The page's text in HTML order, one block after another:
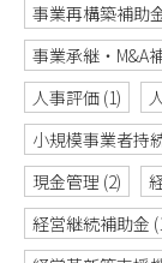
事業再構築補助
事業承継・M&A
人事評価 (1)
小規模事業者持
現金管理 (2)
経営継続補助金